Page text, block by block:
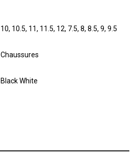
10, 10.5, 11, 11.5, 12, 7.5, 8, 8.5, 9, 9.5
Chaussures
Black White